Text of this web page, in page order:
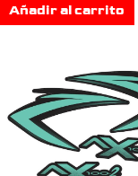
Añadir al carrito